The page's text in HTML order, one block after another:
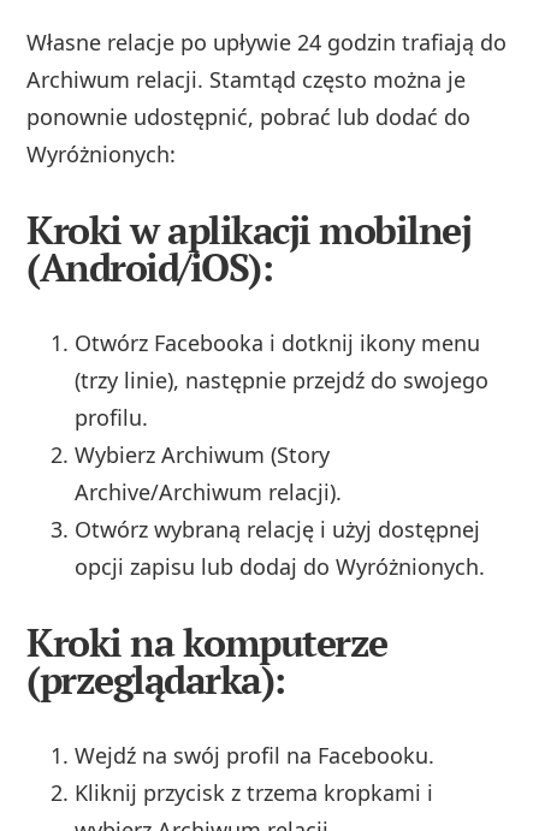
Własne relacje po upływie 24 godzin trafiają do
Archiwum relacji. Stamtąd często można je
ponownie udostępnić, pobrać lub dodać do
Wyróżnionych:
Kroki w aplikacji mobilnej
(Android/iOS):
Otwórz Facebooka i dotknij ikony menu
(trzy linie), następnie przejdź do swojego
profilu.
Wybierz Archiwum (Story
Archive/Archiwum relacji).
Otwórz wybraną relację i użyj dostępnej
opcji zapisu lub dodaj do Wyróżnionych.
Kroki na komputerze
(przeglądarka):
Wejdź na swój profil na Facebooku.
Kliknij przycisk z trzema kropkami i